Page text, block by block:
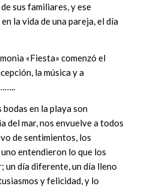
sus familiares, y ese
la vida de una pareja, el día
«Fiesta» comenzó el
la música y a
bodas en la playason
del mar, nos envuelve a todos
de sentimientos, los
entendieron lo que los
un día diferente, un día lleno
y felicidad, y lo